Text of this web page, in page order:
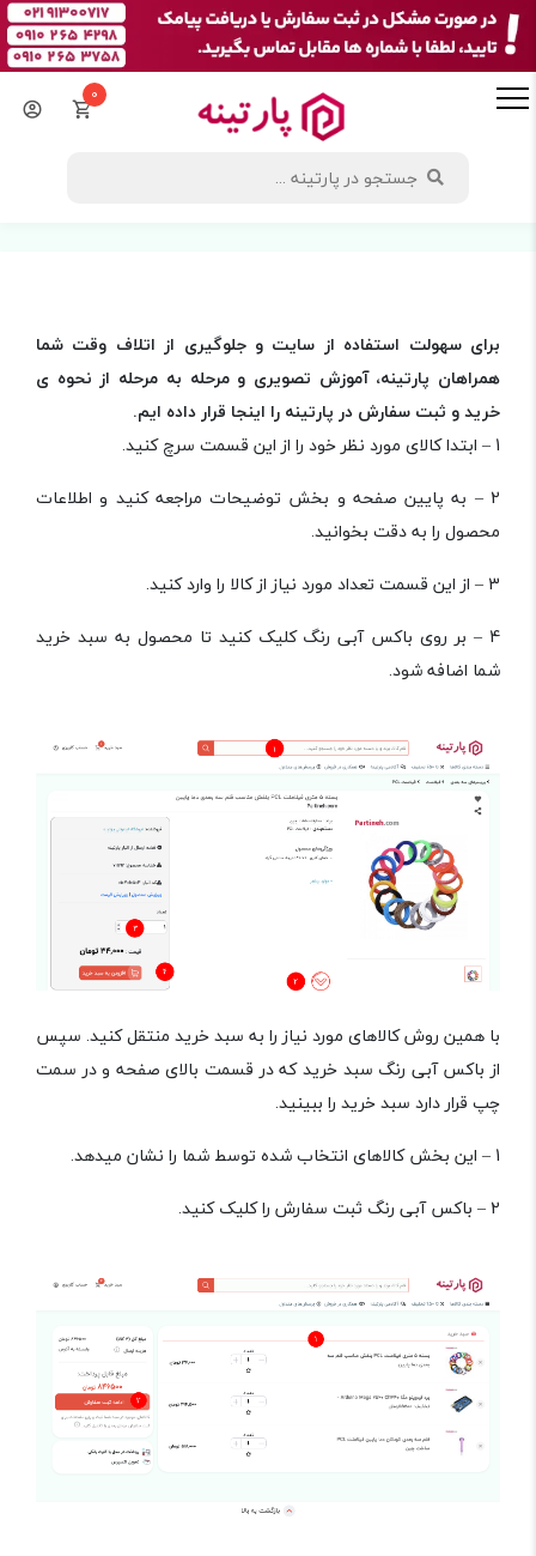
0
برای سهولت استفاده از سایت و جلوگیری از اتلاف وقت شما
همراهان پارتینه، آموزش تصویری و مرحله به مرحله از نحوه ی
خرید و ثبت سفارش در پارتینه را اینجا قرار داده ایم.
1 – ابتدا کالای مورد نظر خود را از این قسمت سرچ کنید.
2 – به پایین صفحه و بخش توضیحات مراجعه کنید و اطلاعات
محصول را به دقت بخوانید.
3 – از این قسمت تعداد مورد نیاز از کالا را وارد کنید.
4 – بر روی باکس آبی رنگ کلیک کنید تا محصول به سبد خرید
شما اضافه شود.
با همین روش کالاهای مورد نیاز را به سبد خرید منتقل کنید. سپس
از باکس آبی رنگ سبد خرید که در قسمت بالای صفحه و در سمت
چپ قرار دارد سبد خرید را ببینید.
1 – این بخش کالاهای انتخاب شده توسط شما را نشان میدهد.
2 – باکس آبی رنگ ثبت سفارش را کلیک کنید.